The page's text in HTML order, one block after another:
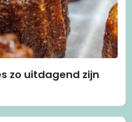
zo uitdagend zijn